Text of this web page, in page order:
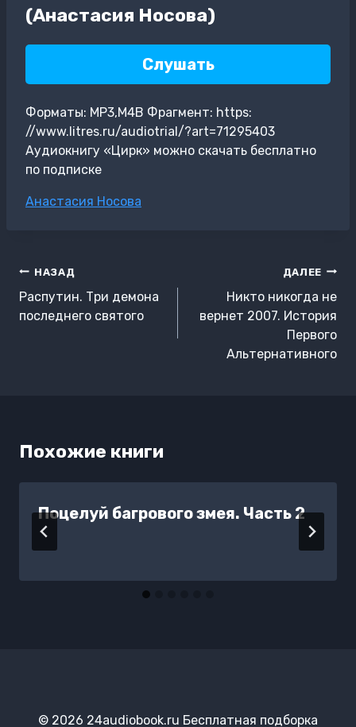
(Анастасия Носова)
Слушать
Форматы: MP3,M4B Фрагмент: https:
//www.litres.ru/audiotrial/?art=71295403
Аудиокнигу «Цирк» можно скачать бесплатно
по подписке
Метки
Анастасия Носова
Навигация
по
записям
НАЗАД
Распутин. Три демона
последнего святого
ДАЛЕЕ
Никто никогда не
вернет 2007. История
Первого
Альтернативного
Похожие книги
Поцелуй багрового змея. Часть 2
© 2026 24audiobook.ru Бесплатная подборка